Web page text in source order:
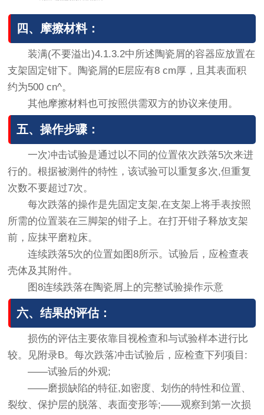
四、摩擦材料：
装满(不要溢出)4.1.3.2中所述陶瓷屑的容器应放置在
支架固定钳下。陶瓷屑的E层应有8 cm厚，且其表面积
约为500 cn^。
其他摩擦材料也可按照供需双方的协议来使用。
五、操作步骤：
一次冲击试验是通过以不同的位置依次跌落5次来进
行的。根据被测件的特性，该试验可以重复多次,但重复
次数不要超过7次。
每次跌落的操作是先固定支架,在支架上将手表按照
所需的位置装在三脚架的钳子上。在打开钳子释放支架
前，应抹平磨粒床。
连续跌落5次的位置如图8所示。试验后，应检查表
壳体及其附件。
图8连续跌落在陶瓷屑上的完整试验操作示意
六、结果的评估：
损伤的评估主要依靠目视检查和与试验样本进行比
较。见附录B。每次跌落冲击试验后，应检查下列项目:
——试验后的外观;
——磨损缺陷的特征,如密度、划伤的特性和位置、
裂纹、保护层的脱落、表面变形等;——观察到第一次损